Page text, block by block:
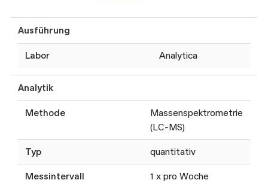
Ausführung
Labor Analytica
Analytik
Methode
Massenspektrometrie
(LC-MS)
Typ quantitativ
Messintervall
1 x pro Woche